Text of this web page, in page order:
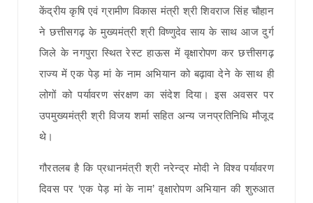
केंद्रीय कृषि एवं ग्रामीण विकास मंत्री श्री शिवराज सिंह चौहान
ने छत्तीसगढ़ के मुख्यमंत्री श्री विष्णुदेव साय के साथ आज दुर्ग
जिले के नगपुरा स्थित रेस्ट हाऊस में वृक्षारोपण कर छत्तीसगढ़
राज्य में एक पेड़ मां के नाम अभियान को बढ़ावा देने के साथ ही
लोगों को पर्यावरण संरक्षण का संदेश दिया। इस अवसर पर
उपमुख्यमंत्री श्री विजय शर्मा सहित अन्य जनप्रतिनिधि मौजूद
थे।
गौरतलब है कि प्रधानमंत्री श्री नरेन्द्र मोदी ने विश्व पर्यावरण
दिवस पर ‘एक पेड़ मां के नाम’ वृक्षारोपण अभियान की शुरुआत